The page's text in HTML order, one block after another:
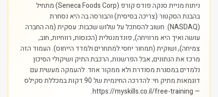
ניתוח מניית סנקה פודס קורפ (Seneca Foods Corp) מתחיל
בהבנת הסקטור (צריכה בסיסית) והבורסה בה היא נסחרת
(NASDAQ). חשוב להסתכל על שלוש שכבות: עסקית (מה החברה
עושה ואיך היא מרוויחה), פונדמנטלית (הכנסות, רווחיות, חוב,
צמיחה), ושוקית (תמחור יחסי למתחרים ולמדד הייחוס). העמוד הזה
מרכז את הנתונים, אבל הפרשנות, הרכבת התיק ושיקולי הסיכון
נלמדים במסגרת מסודרת ולא ממקור אחד.להעמקה מעשית עם
דוגמאות מתיק חי: להדרכה החינמית של 90 דקות במכללת סקילס
— https://myskills.co.il/free-training.